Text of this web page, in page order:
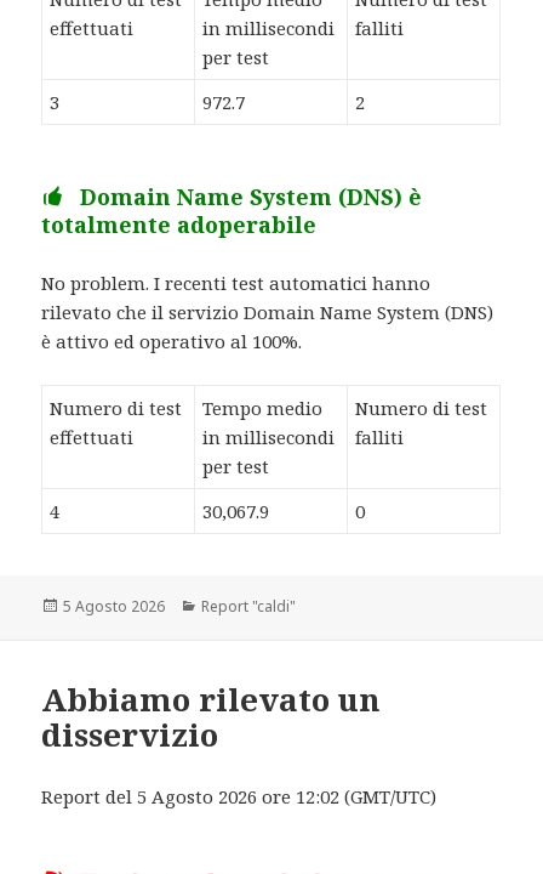
effettuati
in millisecondi
per test
falliti
3 972.7 2
Domain Name System (DNS) è
totalmente adoperabile
No problem. I recenti test automatici hanno
rilevato che il servizio Domain Name System (DNS)
è attivo ed operativo al 100%.
Numero di test
effettuati
Tempo medio
in millisecondi
per test
Numero di test
falliti
4 30,067.9 0
Scritto
5 Agosto 2026 Categorie
Report "caldi"
Abbiamo rilevato un
disservizio
Report del 5 Agosto 2026 ore 12:02 (GMT/UTC)